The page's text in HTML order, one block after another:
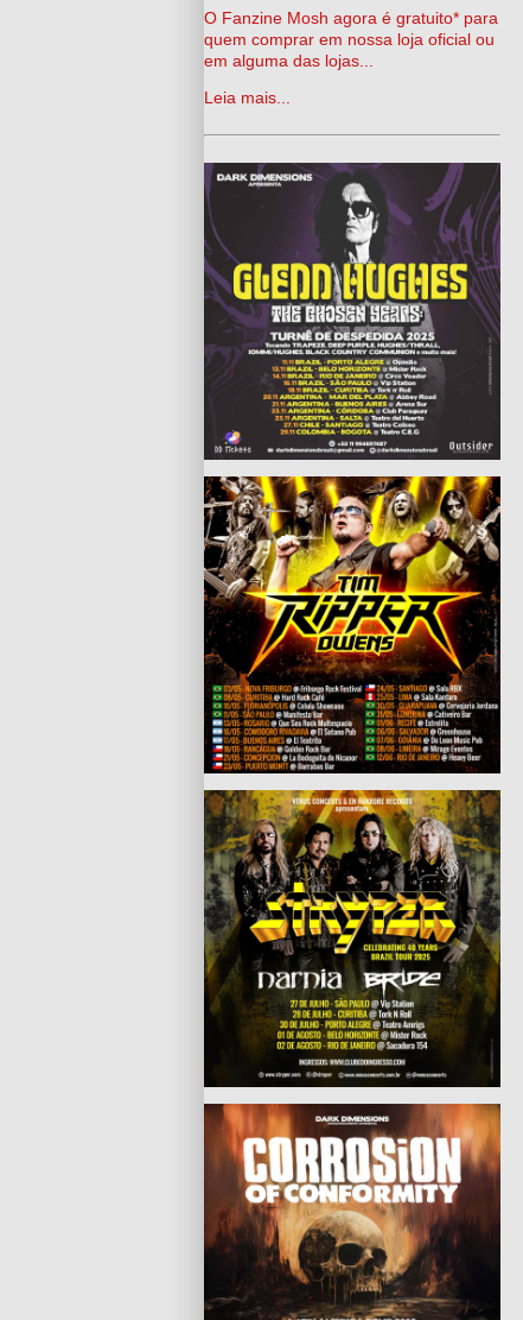
O Fanzine Mosh agora é gratuito* para
quem comprar em nossa loja oficial ou
em alguma das lojas...
Leia mais...